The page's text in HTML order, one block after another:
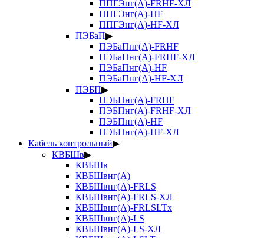
ППГЭнг(А)-FRHF-ХЛ
ППГЭнг(А)-HF
ППГЭнг(А)-HF-ХЛ
ПЭБаП▶
ПЭБаПнг(А)-FRHF
ПЭБаПнг(А)-FRHF-ХЛ
ПЭБаПнг(А)-HF
ПЭБаПнг(А)-HF-ХЛ
ПЭБП▶
ПЭБПнг(А)-FRHF
ПЭБПнг(А)-FRHF-ХЛ
ПЭБПнг(А)-HF
ПЭБПнг(А)-HF-ХЛ
Кабель контрольный▶
КВБШв▶
КВБШв
КВБШвнг(А)
КВБШвнг(А)-FRLS
КВБШвнг(А)-FRLS-ХЛ
КВБШвнг(А)-FRLSLTx
КВБШвнг(А)-LS
КВБШвнг(А)-LS-ХЛ